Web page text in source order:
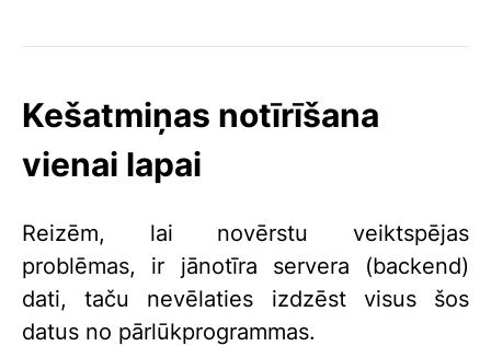
Kešatmiņas notīrīšana
vienai lapai
Reizēm, lai novērstu veiktspējas
problēmas, ir jānotīra servera (backend)
dati, taču nevēlaties izdzēst visus šos
datus no pārlūkprogrammas.